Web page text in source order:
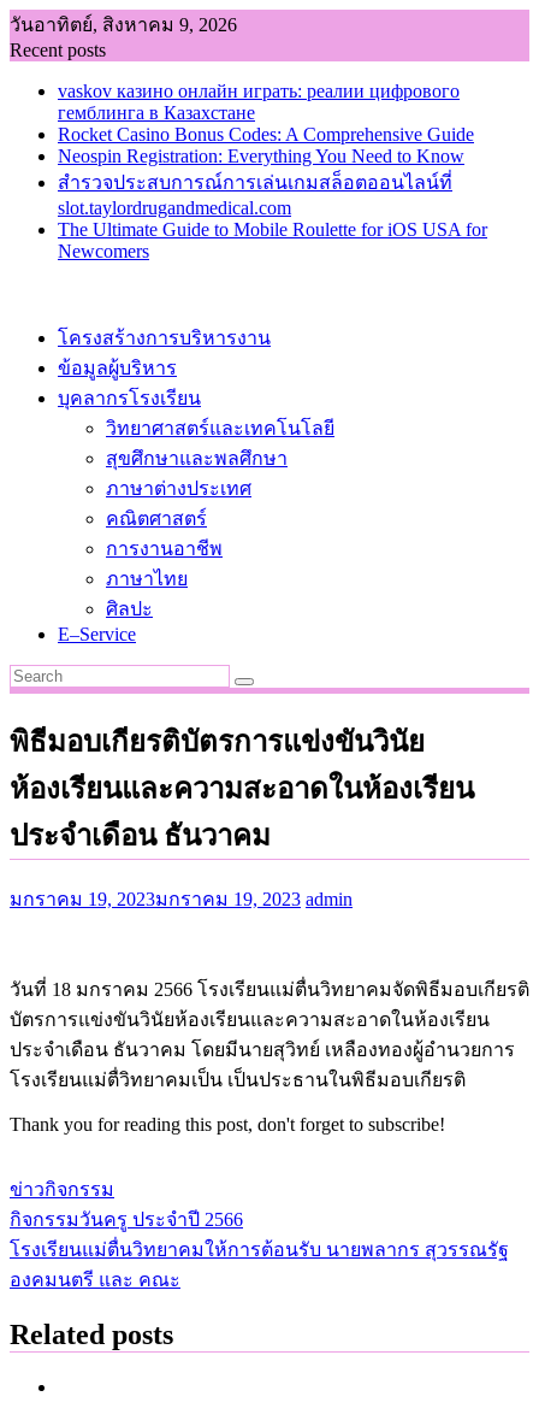
Skip
to
content
วันอาทิตย์, สิงหาคม 9, 2026
Recent posts
vaskov казино онлайн играть: реалии цифрового
гемблинга в Казахстане
Rocket Casino Bonus Codes: A Comprehensive Guide
Neospin Registration: Everything You Need to Know
สำรวจประสบการณ์การเล่นเกมสล็อตออนไลน์ที่
slot.taylordrugandmedical.com
The Ultimate Guide to Mobile Roulette for iOS USA for
Newcomers
โครงสร้างการบริหารงาน
ข้อมูลผู้บริหาร
บุคลากรโรงเรียน
วิทยาศาสตร์และเทคโนโลยี
สุขศึกษาและพลศึกษา
ภาษาต่างประเทศ
คณิตศาสตร์
การงานอาชีพ
ภาษาไทย
ศิลปะ
E–Service
พิธีมอบเกียรติบัตรการแข่งขันวินัย
ห้องเรียนและความสะอาดในห้องเรียน
ประจำเดือน ธันวาคม
มกราคม 19, 2023มกราคม 19, 2023 admin
วันที่ 18 มกราคม 2566 โรงเรียนแม่ตื่นวิทยาคมจัดพิธีมอบเกียรติ
บัตรการแข่งขันวินัยห้องเรียนและความสะอาดในห้องเรียน
ประจำเดือน ธันวาคม โดยมีนายสุวิทย์ เหลืองทองผู้อำนวยการ
โรงเรียนแม่ตื่วิทยาคมเป็น เป็นประธานในพิธีมอบเกียรติ
Thank you for reading this post, don't forget to subscribe!
ข่าวกิจกรรม
แนะแนว
เรื่อง
กิจกรรมวันครู ประจำปี 2566
โรงเรียนแม่ตื่นวิทยาคมให้การต้อนรับ นายพลากร สุวรรณรัฐ
องคมนตรี และ คณะ
Related posts